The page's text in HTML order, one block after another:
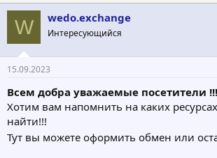
W wedo.exchange
Интересующийся
15.09.2023
Всем добра уважаемые посетители !!!
Хотим вам напомнить на каких
найти!!!
Тут вы можете оформить обмен или